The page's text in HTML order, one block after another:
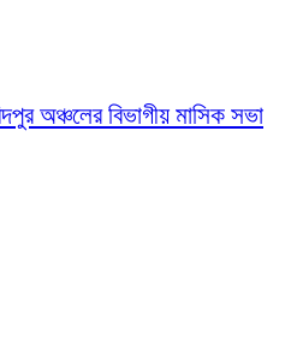
অঞ্চলের বিভাগীয় মাসিক সভা